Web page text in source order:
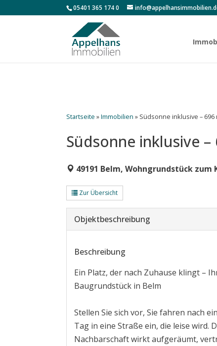
05401 365 174 0
Startseite »Immobilien » Südsonne inklusive –
Südsonne inklusive
49191 Belm, Wohngrundstück zum
Zur Übersicht
Objekt­beschreibung
Beschreibung
Ein Platz, der nach Zuhause klingt –
Baugrundstück in Belm
Stellen Sie sich vor, Sie fahren nach
Tag in eine Straße ein, die leise wird.
Nachbarschaft wirkt aufgeräumt,